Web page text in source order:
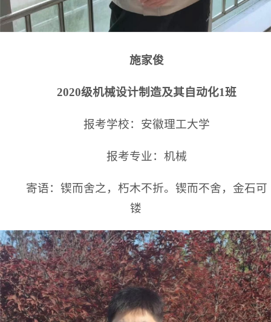
施家俊
2020级机械设计制造及其自动化1班
报考学校：安徽理工大学
报考专业：机械
寄语：锲而舍之，朽木不折。锲而不舍，金石可
镂